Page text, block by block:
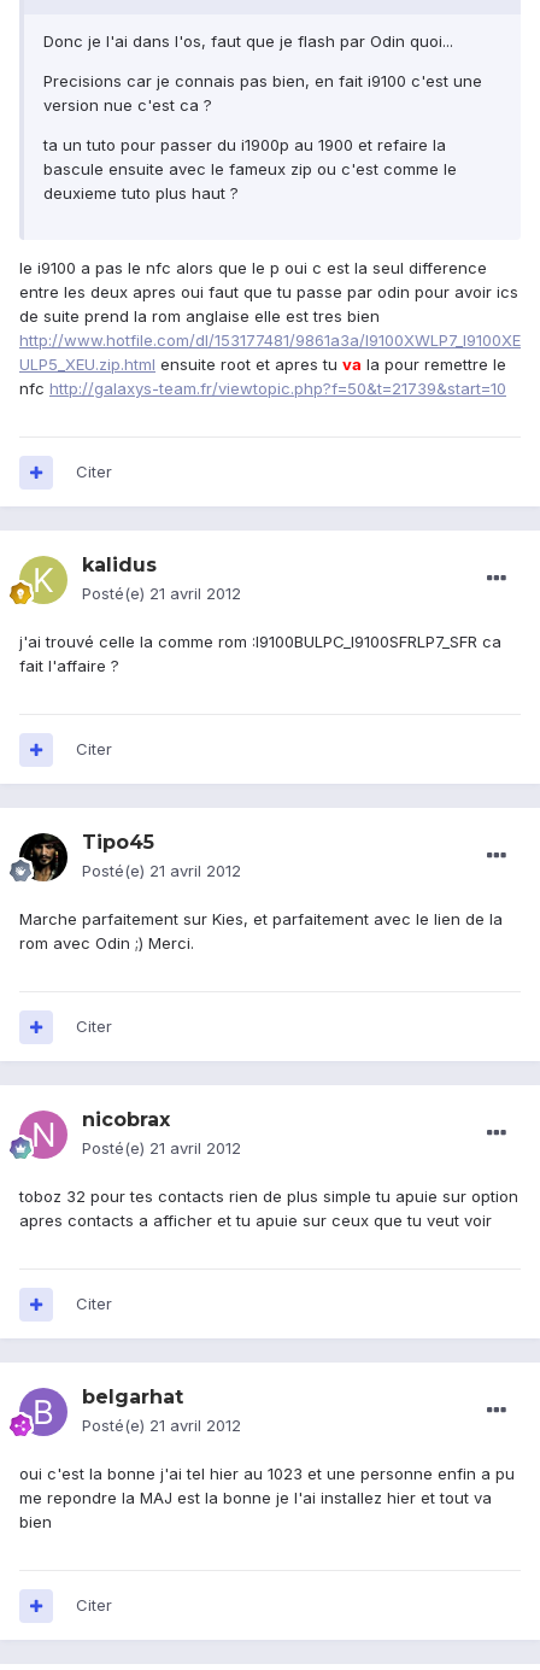
Donc je l'ai dans l'os, faut que je flash par Odin quoi...
Precisions car je connais pas bien, en fait i9100 c'est une
version nue c'est ca ?
ta un tuto pour passer du i1900p au 1900 et refaire la
bascule ensuite avec le fameux zip ou c'est comme le
deuxieme tuto plus haut ?
le i9100 a pas le nfc alors que le p oui c est la seul difference
entre les deux apres oui faut que tu passe par odin pour avoir ics
de suite prend la rom anglaise elle est tres bien
http://www.hotfile.com/dl/153177481/9861a3a/I9100XWLP7_I9100XE
ULP5_XEU.zip.html ensuite root et apres tu va la pour remettre le
nfc http://galaxys-team.fr/viewtopic.php?f=50&t=21739&start=10
Citer
kalidus
Posté(e) 21 avril 2012
j'ai trouvé celle la comme rom :I9100BULPC_I9100SFRLP7_SFR ca
fait l'affaire ?
Citer
Tipo45
Posté(e) 21 avril 2012
Marche parfaitement sur Kies, et parfaitement avec le lien de la
rom avec Odin ;) Merci.
Citer
nicobrax
Posté(e) 21 avril 2012
toboz 32 pour tes contacts rien de plus simple tu apuie sur option
apres contacts a afficher et tu apuie sur ceux que tu veut voir
Citer
belgarhat
Posté(e) 21 avril 2012
oui c'est la bonne j'ai tel hier au 1023 et une personne enfin a pu
me repondre la MAJ est la bonne je l'ai installez hier et tout va
bien
Citer